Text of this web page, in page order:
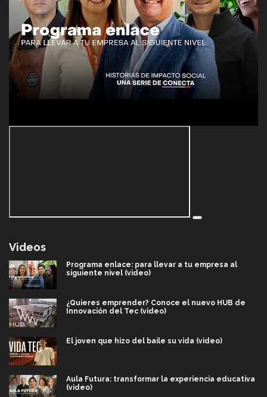
Videos
Programa enlace: para llevar a tu empresa al
siguiente nivel (video)
¿Quieres emprender? Conoce el nuevo HUB de
Innovación del Tec (video)
El joven que hizo del baile su vida (video)
Aula Futura: transformar la experiencia educativa
(video)